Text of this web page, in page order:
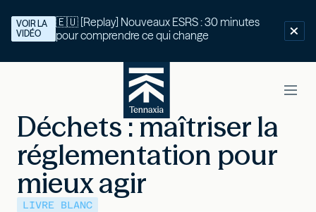
🇪🇺 [Replay] Nouveaux ESRS : 30 minutes
pour comprendre ce qui change
VOIR LA
VIDÉO
Déchets : maîtriser la
réglementation pour
mieux agir
LIVRE BLANC